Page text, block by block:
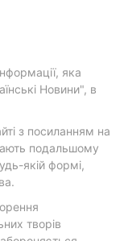
яка
Новини", в
з посиланням на
подальшому
якій формі,
творів